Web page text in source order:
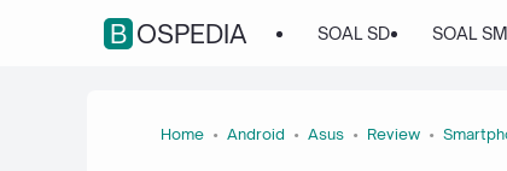
BOSPEDIA SOAL SD SOAL
Home Android Asus Review